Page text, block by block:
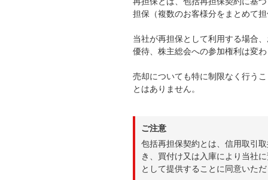
担保（複数のお客様分をまとめて
当社が再担保として利用する場合
優待、株主総会への参加権利は変
売却についても特に制限なく行う
とはありません。
ご注意
包括再担保契約とは、信用取引
き、買付け又は入庫により当社
として提供することに同意いた